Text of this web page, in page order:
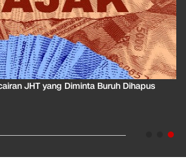
JHT yang Diminta Buruh Dihapus